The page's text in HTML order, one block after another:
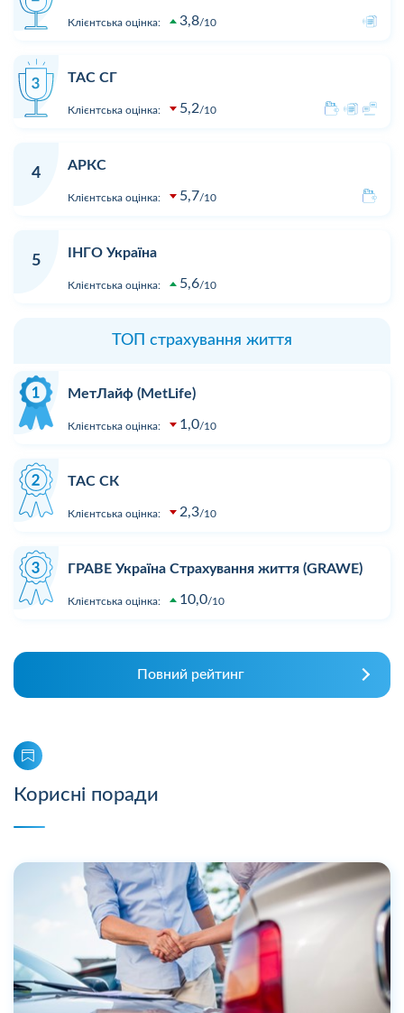
Клієнтська оцінка: 3,8 10
ТАС СГ
Клієнтська оцінка: 5,2 10
4
АРКС
Клієнтська оцінка: 5,7 10
5
ІНГО Україна
Клієнтська оцінка: 5,6 10
ТОП страхування життя
МетЛайф (MetLife)
Клієнтська оцінка: 1,0 10
ТАС СК
Клієнтська оцінка: 2,3 10
ГРАВЕ Україна Страхування життя (GRAWE)
Клієнтська оцінка: 10,0 10
Повний рейтинг
Корисні поради